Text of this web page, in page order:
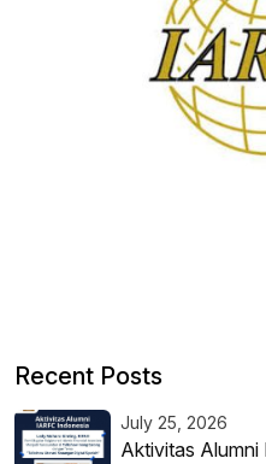
Recent Posts
July 25, 2026
Aktivitas